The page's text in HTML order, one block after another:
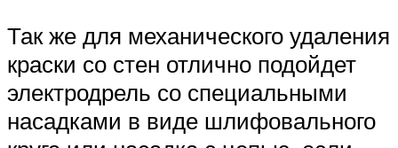
Так же для механического удаления
краски со стен отлично подойдет
электродрель со специальными
насадками в виде шлифовального